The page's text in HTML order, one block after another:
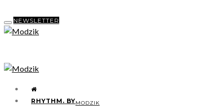
NEWSLETTER
RHYTHM. BYMODZIK